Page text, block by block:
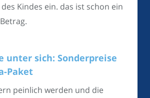
Kindes ein. das ist schon ein
unter sich: Sonderpreise
Paket
peinlich werden und die